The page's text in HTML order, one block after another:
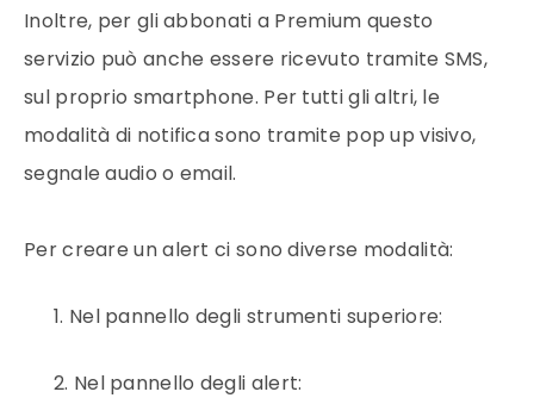
Inoltre, per gli abbonati a Premium questo
servizio può anche essere ricevuto tramite SMS,
sul proprio smartphone. Per tutti gli altri, le
modalità di notifica sono tramite pop up visivo,
segnale audio o email.
Per creare un alert ci sono diverse modalità:
Nel pannello degli strumenti superiore:
Nel pannello degli alert: